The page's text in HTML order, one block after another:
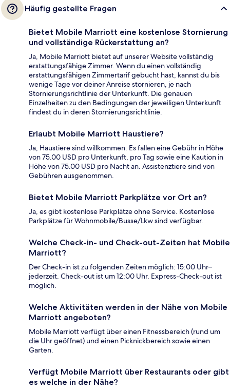
Häufig gestellte Fragen
Bietet Mobile Marriott eine kostenlose Stornierung
und vollständige Rückerstattung an?
Ja, Mobile Marriott bietet auf unserer Website vollständig
erstattungsfähige Zimmer. Wenn du einen vollständig
erstattungsfähigen Zimmertarif gebucht hast, kannst du bis
wenige Tage vor deiner Anreise stornieren, je nach
Stornierungsrichtlinie der Unterkunft. Die genauen
Einzelheiten zu den Bedingungen der jeweiligen Unterkunft
findest du in deren Stornierungsrichtlinie.
Erlaubt Mobile Marriott Haustiere?
Ja, Haustiere sind willkommen. Es fallen eine Gebühr in Höhe
von 75.00 USD pro Unterkunft, pro Tag sowie eine Kaution in
Höhe von 75.00 USD pro Nacht an. Assistenztiere sind von
Gebühren ausgenommen.
Bietet Mobile Marriott Parkplätze vor Ort an?
Ja, es gibt kostenlose Parkplätze ohne Service. Kostenlose
Parkplätze für Wohnmobile/Busse/Lkw sind verfügbar.
Welche Check-in- und Check-out-Zeiten hat Mobile
Marriott?
Der Check-in ist zu folgenden Zeiten möglich: 15:00 Uhr–
jederzeit. Check-out ist um 12:00 Uhr. Express-Check-out ist
möglich.
Welche Aktivitäten werden in der Nähe von Mobile
Marriott angeboten?
Mobile Marriott verfügt über einen Fitnessbereich (rund um
die Uhr geöffnet) und einen Picknickbereich sowie einen
Garten.
Verfügt Mobile Marriott über Restaurants oder gibt
es welche in der Nähe?